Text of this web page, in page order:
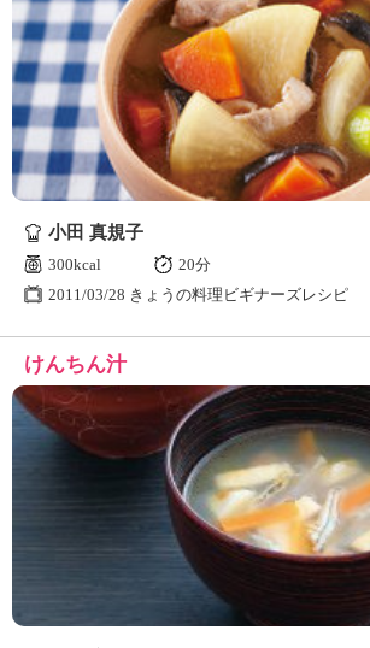
小田 真規子
300kcal
20分
2011/03/28 きょうの料理ビギナーズレシピ
けんちん汁